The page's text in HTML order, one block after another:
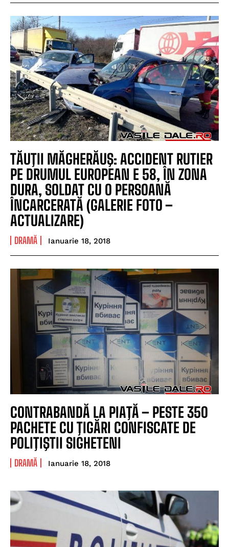
TĂUŢII MĂGHERĂUŞ: ACCIDENT RUTIER
PE DRUMUL EUROPEAN E 58, ÎN ZONA
DURA, SOLDAT CU O PERSOANĂ
ÎNCARCERATĂ (GALERIE FOTO –
ACTUALIZARE)
DRAMĂ Ianuarie 18, 2018
CONTRABANDĂ LA PIAŢĂ – PESTE 350
PACHETE CU ŢIGĂRI CONFISCATE DE
POLIŢIŞTII SIGHETENI
DRAMĂ Ianuarie 18, 2018